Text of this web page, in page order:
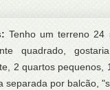
Tenho um terreno
quadrado,
2 quartos pequenos,
separada por balcão,